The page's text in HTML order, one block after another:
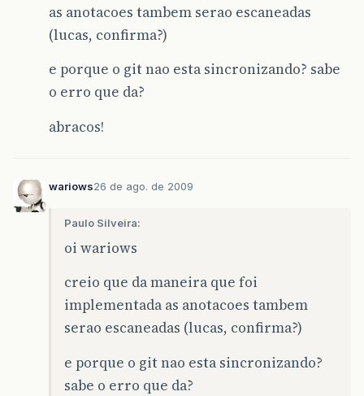
as anotacoes tambem serao escaneadas
(lucas, confirma?)
e porque o git nao esta sincronizando? sabe
o erro que da?
abracos!
wariows26 de ago. de 2009
Paulo Silveira:
oi wariows
creio que da maneira que foi
implementada as anotacoes tambem
serao escaneadas (lucas, confirma?)
e porque o git nao esta sincronizando?
sabe o erro que da?